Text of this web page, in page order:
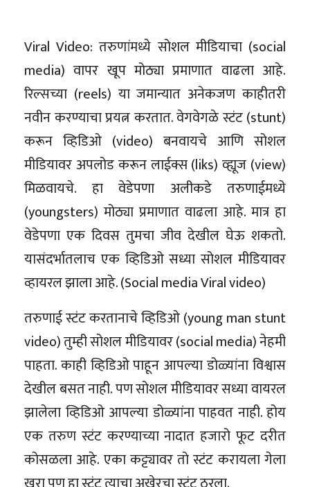
Viral Video: तरुणांमध्ये सोशल मीडियाचा (social
media) वापर खूप मोठ्या प्रमाणात वाढला आहे.
रिल्सच्या (reels) या जमान्यात अनेकजण काहीतरी
नवीन करण्याचा प्रयत्न करतात. वेगवेगळे स्टंट (stunt)
करून व्हिडिओ (video) बनवायचे आणि सोशल
मीडियावर अपलोड करून लाईक्स (liks) व्ह्यूज (view)
मिळवायचे. हा वेडेपणा अलीकडे तरुणाईमध्ये
(youngsters) मोठ्या प्रमाणात वाढला आहे. मात्र हा
वेडेपणा एक दिवस तुमचा जीव देखील घेऊ शकतो.
यासंदर्भातलाच एक व्हिडिओ सध्या सोशल मीडियावर
व्हायरल झाला आहे. (Social media Viral video)
तरुणाई स्टंट करतानाचे व्हिडिओ (young man stunt
video) तुम्ही सोशल मीडियावर (social media) नेहमी
पाहता. काही व्हिडिओ पाहून आपल्या डोळ्यांना विश्वास
देखील बसत नाही. पण सोशल मीडियावर सध्या वायरल
झालेला व्हिडिओ आपल्या डोळ्यांना पाहवत नाही. होय
एक तरुण स्टंट करण्याच्या नादात हजारो फूट दरीत
कोसळला आहे. एका कट्ट्यावर तो स्टंट करायला गेला